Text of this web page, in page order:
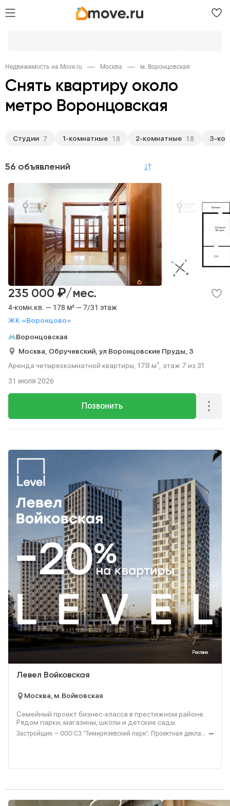
Недвижимость на Move.ru Москва м. Воронцовская
Снять квартиру около
метро Воронцовская
Студии 7 1-комнатные 18 2-комнатные 18 3-
56 объявлений
4-комн.кв. — 178 м² — 7/31 этаж
ЖК «Воронцово»
235 000 ₽/мес.
Воронцовская
Москва, Обручевский, ул Воронцовские Пруды, 3
Аренда четырехкомнатной квартиры, 178 м², этаж 7 из 31.
Позвонить
31 июля 2026
Реклама
Левел Войковская
Москва, м. Войковская
Семейный проект бизнес-класса в престижном районе.
Рядом парки, магазины, школы и детские сады.
Застройщик — ООО СЗ "Тимирязевский парк". Проектная декларация — наш.дом.рф. Акция до 31.08.2026. Не оферта. Подробности — level.ru